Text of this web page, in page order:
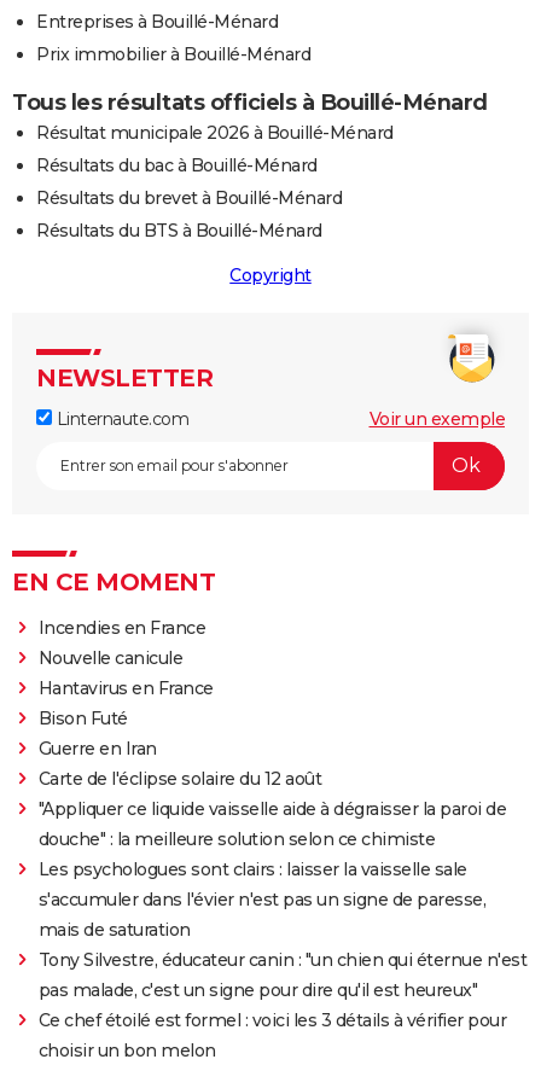
Entreprises à Bouillé-Ménard
Prix immobilier à Bouillé-Ménard
Tous les résultats officiels à Bouillé-Ménard
Résultat municipale 2026 à Bouillé-Ménard
Résultats du bac à Bouillé-Ménard
Résultats du brevet à Bouillé-Ménard
Résultats du BTS à Bouillé-Ménard
Copyright
NEWSLETTER
Linternaute.com Voir un exemple
EN CE MOMENT
Incendies en France
Nouvelle canicule
Hantavirus en France
Bison Futé
Guerre en Iran
Carte de l'éclipse solaire du 12 août
"Appliquer ce liquide vaisselle aide à dégraisser la paroi de
douche" : la meilleure solution selon ce chimiste
Les psychologues sont clairs : laisser la vaisselle sale
s'accumuler dans l'évier n'est pas un signe de paresse,
mais de saturation
Tony Silvestre, éducateur canin : "un chien qui éternue n'est
pas malade, c'est un signe pour dire qu'il est heureux"
Ce chef étoilé est formel : voici les 3 détails à vérifier pour
choisir un bon melon